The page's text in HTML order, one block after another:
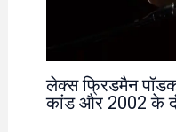
लेक्स फ्रिडमैन
कांड और 2002 के